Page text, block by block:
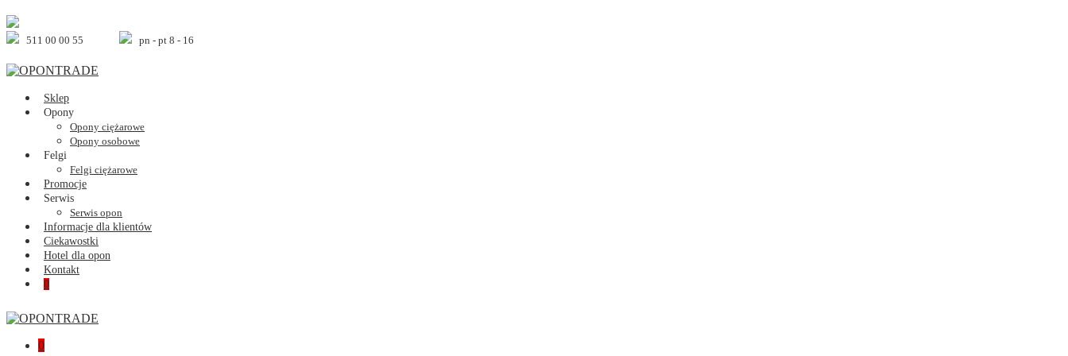
Skip
to
content511 00 00 55 pn - pt 8 - 16
Sklep
Opony
Opony ciężarowe
Opony osobowe
Felgi
Felgi ciężarowe
Promocje
Serwis
Serwis opon
Informacje dla klientów
Ciekawostki
Hotel dla opon
Kontakt
Shopping
0Items
Shopping
0Items